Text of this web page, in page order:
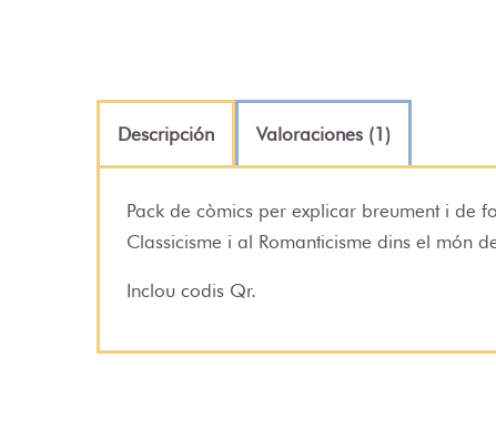
Descripción Valoraciones (1)
Pack de còmics per explicar breument i de
Classicisme i al Romanticisme dins el món
Inclou codis Qr.